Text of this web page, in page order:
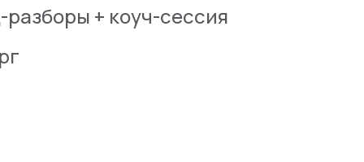
+ коуч-сессия